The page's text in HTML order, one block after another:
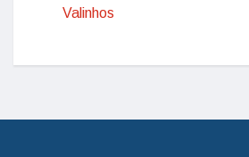
Valinhos